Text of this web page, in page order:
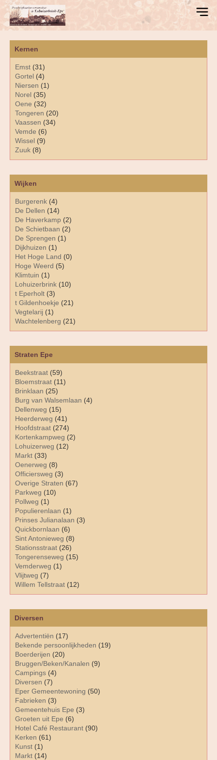
Diversen
Advertentiën (17)
Bekende persoonlijkheden (19)
Boerderijen (20)
Bruggen/Beken/Kanalen (9)
Campings (4)
Diversen (7)
Eper Gemeentewoning (50)
Fabrieken (3)
Gemeentehuis Epe (3)
Groeten uit Epe (6)
Hotel Café Restaurant (90)
Kerken (61)
Kunst (1)
Markt (14)
Kernen
Emst (31)
Gortel (4)
Niersen (1)
Norel (35)
Oene (32)
Tongeren (20)
Vaassen (34)
Vemde (6)
Wissel (9)
Zuuk (8)
Straten Epe
Beekstraat (59)
Bloemstraat (11)
Brinklaan (25)
Burg van Walsemlaan (4)
Dellenweg (15)
Heerderweg (41)
Hoofdstraat (274)
Kortenkampweg (2)
Lohuizerweg (12)
Markt (33)
Oenerweg (8)
Officiersweg (3)
Overige Straten (67)
Parkweg (10)
Pollweg (1)
Populierenlaan (1)
Prinses Julianalaan (3)
Quickbornlaan (6)
Sint Antonieweg (8)
Stationsstraat (26)
Tongerenseweg (15)
Vemderweg (1)
Vlijtweg (7)
Willem Tellstraat (12)
Wijken
Burgerenk (4)
De Dellen (14)
De Haverkamp (2)
De Schietbaan (2)
De Sprengen (1)
Dijkhuizen (1)
Het Hoge Land (0)
Hoge Weerd (5)
Klimtuin (1)
Lohuizerbrink (10)
t Eperholt (3)
t Gildenhoekje (21)
Vegtelarij (1)
Wachtelenberg (21)